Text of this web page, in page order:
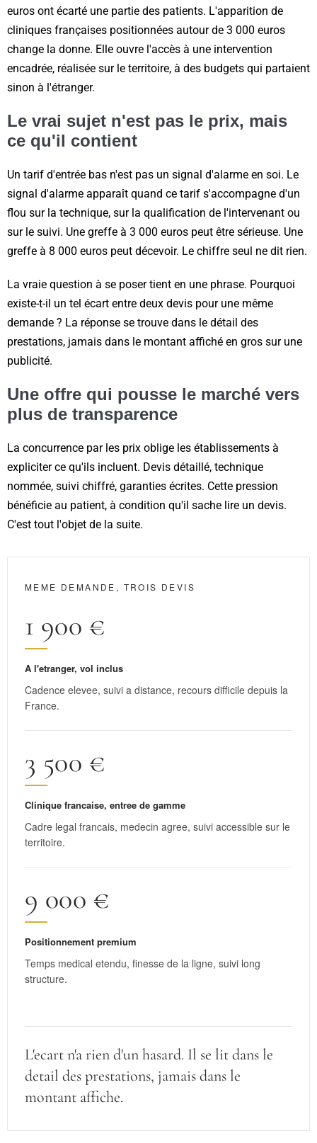
euros ont écarté une partie des patients. L'apparition de
cliniques françaises positionnées autour de 3 000 euros
change la donne. Elle ouvre l'accès à une intervention
encadrée, réalisée sur le territoire, à des budgets qui partaient
sinon à l'étranger.
Le vrai sujet n'est pas le prix, mais
ce qu'il contient
Un tarif d'entrée bas n'est pas un signal d'alarme en soi. Le
signal d'alarme apparaît quand ce tarif s'accompagne d'un
flou sur la technique, sur la qualification de l'intervenant ou
sur le suivi. Une greffe à 3 000 euros peut être sérieuse. Une
greffe à 8 000 euros peut décevoir. Le chiffre seul ne dit rien.
La vraie question à se poser tient en une phrase. Pourquoi
existe-t-il un tel écart entre deux devis pour une même
demande ? La réponse se trouve dans le détail des
prestations, jamais dans le montant affiché en gros sur une
publicité.
Une offre qui pousse le marché vers
plus de transparence
La concurrence par les prix oblige les établissements à
expliciter ce qu'ils incluent. Devis détaillé, technique
nommée, suivi chiffré, garanties écrites. Cette pression
bénéficie au patient, à condition qu'il sache lire un devis.
C'est tout l'objet de la suite.
MEME DEMANDE, TROIS DEVIS
1 900 €
A l'etranger, vol inclus
Cadence elevee, suivi a distance, recours difficile depuis la
France.
3 500 €
Clinique francaise, entree de gamme
Cadre legal francais, medecin agree, suivi accessible sur le
territoire.
9 000 €
Positionnement premium
Temps medical etendu, finesse de la ligne, suivi long
structure.
L'ecart n'a rien d'un hasard. Il se lit dans le
detail des prestations, jamais dans le
montant affiche.